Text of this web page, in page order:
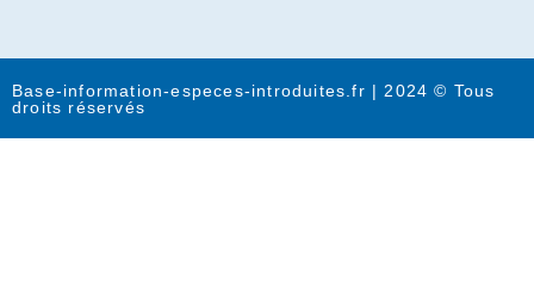
Base-information-especes-introduites.fr | 2024 © Tous
droits réservés